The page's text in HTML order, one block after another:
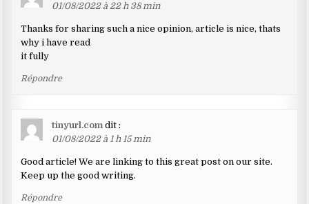
01/08/2022 à 22 h 38 min
Thanks for sharing such a nice opinion, article is nice, thats
why i have read
it fully
Répondre
tinyurl.com dit :
01/08/2022 à 1 h 15 min
Good article! We are linking to this great post on our site.
Keep up the good writing.
Répondre